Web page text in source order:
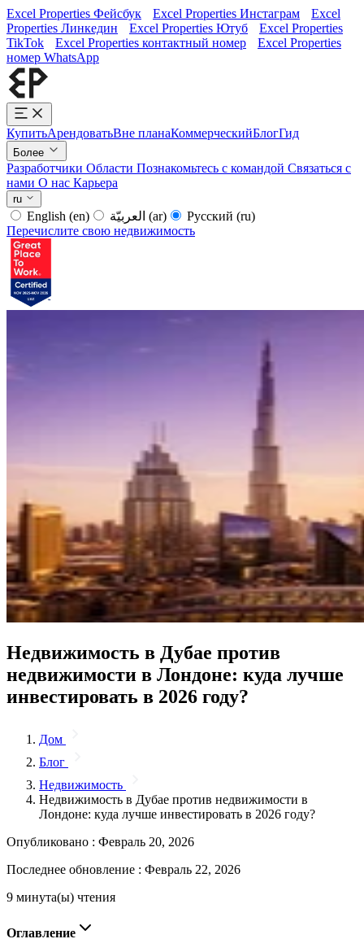
Excel Properties Фейсбук Excel Properties Инстаграм
Excel
Properties Линкедин
Excel Properties Ютуб
Excel Properties
TikTok
Excel Properties контактный номер
Excel Properties
номер WhatsApp
КупитьАрендоватьВне планаКоммерческийБлогГид
Более
Разработчики Области Познакомьтесь с командой Связаться с
нами О нас Карьера
ru
English (en) (ar) Русский (ru)
Перечислите свою недвижимость
Недвижимость в Дубае против
недвижимости в Лондоне: куда лучше
инвестировать в 2026 году?
Дом
Блог
Недвижимость
Недвижимость в Дубае против недвижимости в
Лондоне: куда лучше инвестировать в 2026 году?
Опубликовано : Февраль 20, 2026
Последнее обновление : Февраль 22, 2026
9 минута(ы) чтения
Оглавление